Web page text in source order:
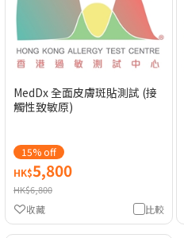
MedDx 全面皮膚斑貼測試 (接
觸性致敏原)
15% off
HK$5,800
HK$6,800
比較
收藏